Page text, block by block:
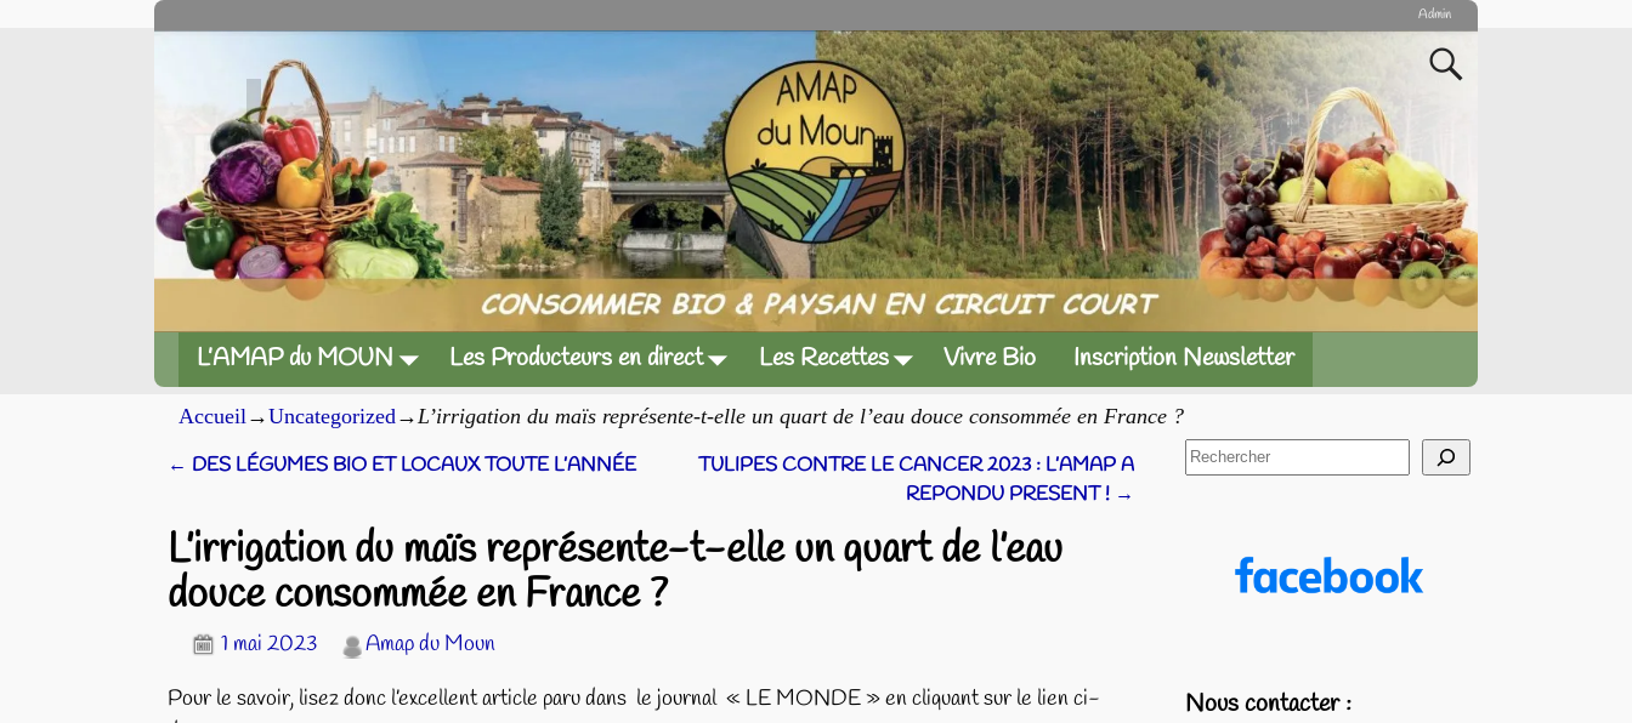
Admin
L’AMAP du MOUN Les Producteurs en direct Les Recettes Vivre Bio Inscription Newsletter
Accueil →Uncategorized → L’irrigation du maïs représente-t-elle un quart de l’eau douce consommée en France ?
← DES LÉGUMES BIO ET LOCAUX TOUTE L’ANNÉE
TULIPES CONTRE LE CANCER 2023 : L’AMAP A
REPONDU PRESENT ! →
L’irrigation du maïs représente-t-elle un quart de l’eau
douce consommée en France ?
1 mai 2023
Amap du Moun
Pour le savoir, lisez donc l’excellent article paru dans le journal « LE MONDE » en cliquant sur le lien ci-
Nous contacter :